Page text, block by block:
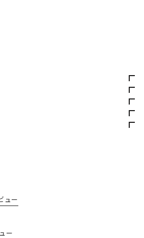
ュー
ー